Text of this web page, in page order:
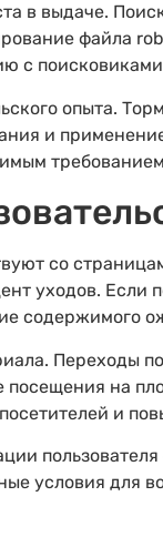
в выдаче.
файла
с
опыта.
и
со
уходов.
содержимого
Переходы
на
и
условия для